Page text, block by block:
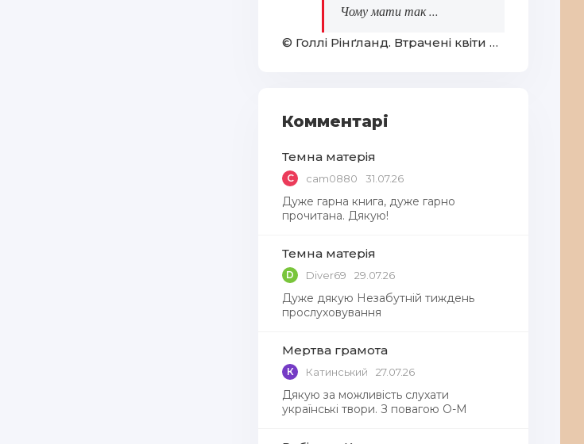
Чому мати так ...
© Голлі Рінґланд. Втрачені квіти Еліс Гарт
Комментарі
Темна матерія
C cam0880 31.07.26
Дуже гарна книга, дуже гарно
прочитана. Дякую!
Темна матерія
D Diver69 29.07.26
Дуже дякую Незабутній тиждень
прослуховування
Мертва грамота
К Катинський 27.07.26
Дякую за можливість слухати
українські твори. З повагою О-М